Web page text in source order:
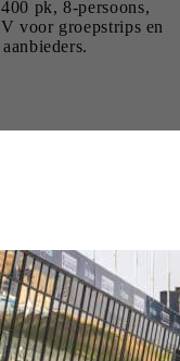
pk, 8-persoons,
voor groepstrips en